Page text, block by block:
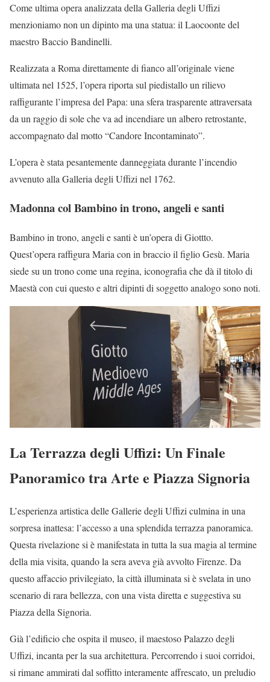
Come ultima opera analizzata della Galleria degli Uffizi
menzioniamo non un dipinto ma una statua: il Laocoonte del
maestro Baccio Bandinelli.
Realizzata a Roma direttamente di fianco all’originale viene
ultimata nel 1525, l’opera riporta sul piedistallo un rilievo
raffigurante l’impresa del Papa: una sfera trasparente attraversata
da un raggio di sole che va ad incendiare un albero retrostante,
accompagnato dal motto “Candore Incontaminato”.
L’opera è stata pesantemente danneggiata durante l’incendio
avvenuto alla Galleria degli Uffizi nel 1762.
Madonna col Bambino in trono, angeli e santi
Bambino in trono, angeli e santi è un’opera di Giottto.
Quest’opera raffigura Maria con in braccio il figlio Gesù. Maria
siede su un trono come una regina, iconografia che dà il titolo di
Maestà con cui questo e altri dipinti di soggetto analogo sono noti.
La Terrazza degli Uffizi: Un Finale
Panoramico tra Arte e Piazza Signoria
L’esperienza artistica delle Gallerie degli Uffizi culmina in una
sorpresa inattesa: l’accesso a una splendida terrazza panoramica.
Questa rivelazione si è manifestata in tutta la sua magia al termine
della mia visita, quando la sera aveva già avvolto Firenze. Da
questo affaccio privilegiato, la città illuminata si è svelata in uno
scenario di rara bellezza, con una vista diretta e suggestiva su
Piazza della Signoria.
Già l’edificio che ospita il museo, il maestoso Palazzo degli
Uffizi, incanta per la sua architettura. Percorrendo i suoi corridoi,
si rimane ammirati dal soffitto interamente affrescato, un preludio